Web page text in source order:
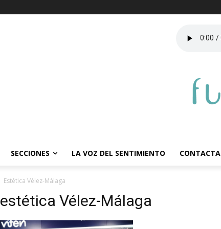
SECCIONES LA VOZ DEL SENTIMIENTO CONTACTA
Estética Vélez-Málaga
estética Vélez-Málaga